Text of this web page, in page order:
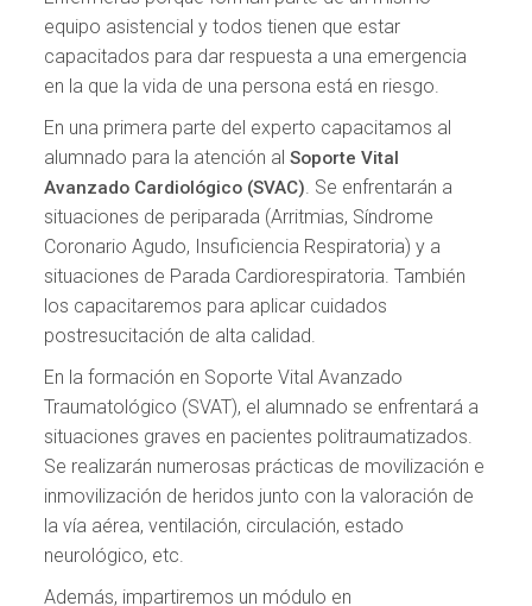
equipo asistencial y todos tienen que estar
capacitados para dar respuesta a una emergencia
en la que la vida de una persona está en riesgo.
En una primera parte del experto capacitamos al
alumnado para la atención alSoporte Vital
Avanzado Cardiológico (SVAC). Se enfrentarán a
situaciones de periparada (Arritmias, Síndrome
Coronario Agudo, Insuficiencia Respiratoria) y a
situaciones de Parada Cardiorespiratoria. También
los capacitaremos para aplicar cuidados
postresucitación de alta calidad.
En la formación en Soporte Vital Avanzado
Traumatológico (SVAT), el alumnado se enfrentará a
situaciones graves en pacientes politraumatizados.
Se realizarán numerosas prácticas de movilización e
inmovilización de heridos junto con la valoración de
la vía aérea, ventilación, circulación, estado
neurológico, etc.
Además, impartiremos un módulo en